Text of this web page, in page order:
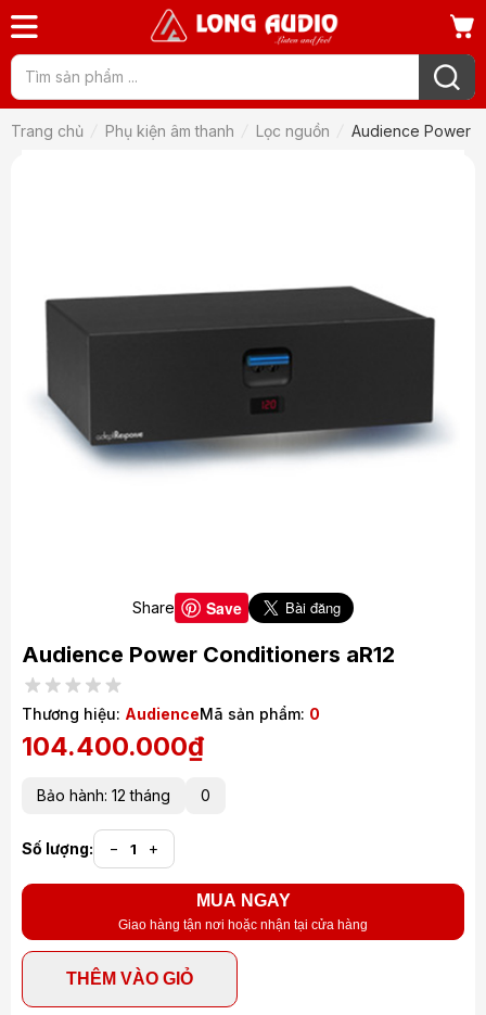
Trang chủ Phụ kiện âm thanh Lọc nguồn Audience Power
Share Save
Audience Power Conditioners aR12
Thương hiệu: AudienceMã sản phẩm: 0
104.400.000₫
Bảo hành: 12 tháng 0
Số lượng: − +
MUA NGAY
Giao hàng tận nơi hoặc nhận tại cửa hàng
THÊM VÀO GIỎ